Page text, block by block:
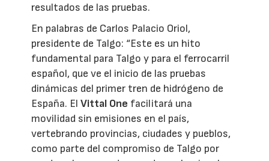
resultados de las pruebas.
En palabras de Carlos Palacio Oriol,
presidente de Talgo: “Este es un hito
fundamental para Talgo y para el ferrocarril
español, que ve el inicio de las pruebas
dinámicas del primer tren de hidrógeno de
España. ElVittal One facilitará una
movilidad sin emisiones en el país,
vertebrando provincias, ciudades y pueblos,
como parte del compromiso de Talgo por